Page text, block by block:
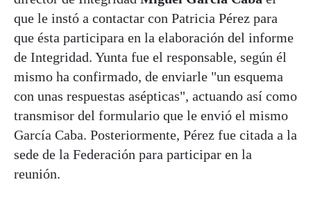
que le instó a contactar con Patricia Pérez para
que ésta participara en la elaboración del informe
de Integridad. Yunta fue el responsable, según él
mismo ha confirmado, de enviarle "un esquema
con unas respuestas asépticas", actuando así como
transmisor del formulario que le envió el mismo
García Caba. Posteriormente, Pérez fue citada a la
sede de la Federación para participar en la
reunión.